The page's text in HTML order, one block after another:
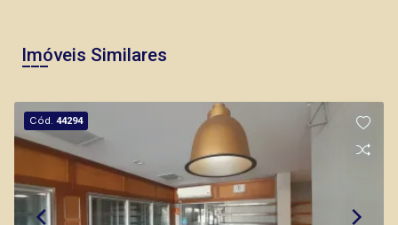
Imóveis Similares
Cód.44294